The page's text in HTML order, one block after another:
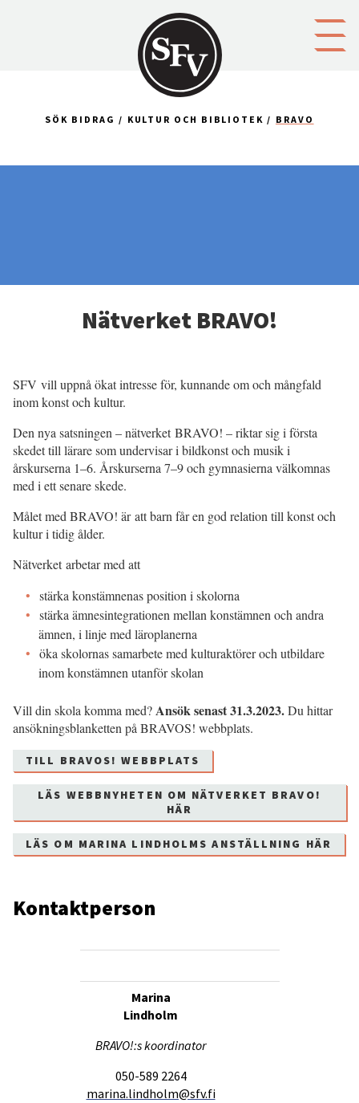
SÖK BIDRAG KULTUR OCH BIBLIOTEK BRAVO
Nätverket BRAVO!
SFV vill uppnå ökat intresse för, kunnande om och mångfald
inom konst och kultur.
Den nya satsningen – nätverket BRAVO! – riktar sig i första
skedet till lärare som undervisar i bildkonst och musik i
årskurserna 1–6. Årskurserna 7–9 och gymnasierna välkomnas
med i ett senare skede.
Målet med BRAVO! är att barn får en god relation till konst och
kultur i tidig ålder.
Nätverket arbetar med att
stärka konstämnenas position i skolorna
stärka ämnesintegrationen mellan konstämnen och andra
ämnen, i linje med läroplanerna
öka skolornas samarbete med kulturaktörer och utbildare
inom konstämnen utanför skolan
Vill din skola komma med?Ansök senast 31.3.2023.Du hittar
ansökningsblanketten på BRAVOS! webbplats.
TILL BRAVOS! WEBBPLATS
LÄS WEBBNYHETEN OM NÄTVERKET BRAVO!
HÄR
LÄS OM MARINA LINDHOLMS ANSTÄLLNING HÄR
Kontaktperson
Marina
Lindholm
BRAVO!:s koordinator
050-589 2264
marina.lindholm@sfv.fi